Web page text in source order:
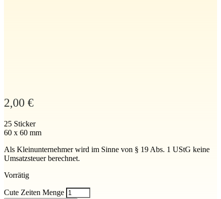
2,00 €
25 Sticker
60 x 60 mm
Als Kleinunternehmer wird im Sinne von § 19 Abs. 1 UStG keine
Umsatzsteuer berechnet.
Vorrätig
Cute Zeiten Menge